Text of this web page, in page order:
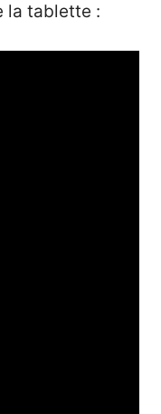
la tablette :